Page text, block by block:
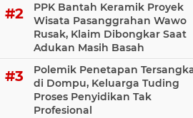
PPK Bantah Keramik Proyek
Wisata Pasanggrahan Wawo
Rusak, Klaim Dibongkar Saat
Adukan Masih Basah
Polemik Penetapan
di Dompu, Keluarga Tuding
Proses Penyidikan Tak
Profesional